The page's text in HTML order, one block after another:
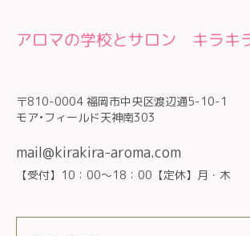
アロマの学校とサロン キラキ
〒810-0004 福岡市中央区渡辺通5-10-1
モア•フィールド天神南303
mail@kirakira-aroma.com
【受付】10：00～18：00【定休】月・木